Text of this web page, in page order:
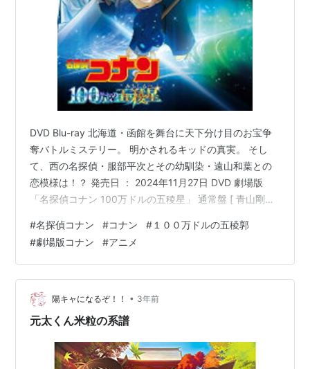
DVD Blu-ray 北海道・函館を舞台に天下分け目のお宝争
奪バトルミステリー。 明かされるキッドの真実。 そし
て、西の名探偵・服部平次とその幼馴染・遠山和葉との
恋模様は！？ 発売日 ： 2024年11月27日 DVD 劇場版
「名探偵コナン 100万ドルの五稜星」 通常盤 [ 青山剛昌
探偵コナン 100万ドルの五稜星」 通常盤(4カットフォト
シールカード 5枚セット) [ 青山剛昌 ] 楽天で購入 【楽天
ブックス限定グッズ】劇場版「名探偵コナン 100万ドル
の五稜星」 通常盤(アクリルスタンド時計) [ 青山剛昌 ]
楽天で購入 劇場版…
#名探偵コナン #コナン # １００万ドルの五稜郭
#劇場版コナン #アニメ
陽キャになるぞ！！ • 3年前
元太くん米粒の系譜